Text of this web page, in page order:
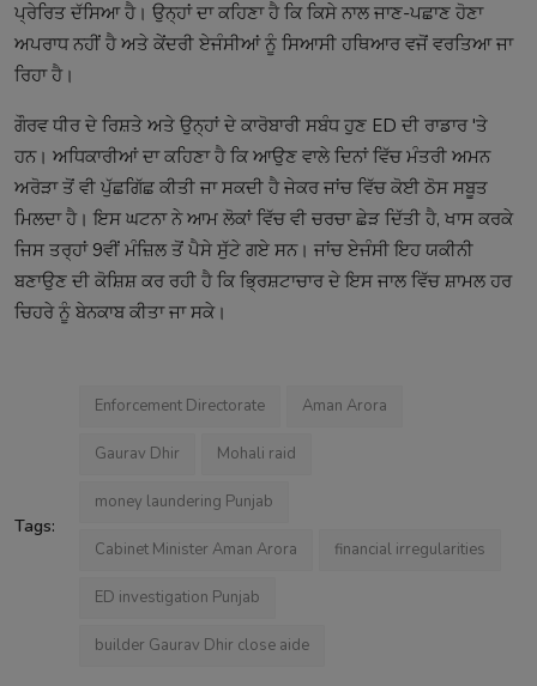
ਪ੍ਰੇਰਿਤ ਦੱਸਿਆ ਹੈ। ਉਨ੍ਹਾਂ ਦਾ ਕਹਿਣਾ ਹੈ ਕਿ ਕਿਸੇ ਨਾਲ ਜਾਣ-ਪਛਾਣ ਹੋਣਾ
ਅਪਰਾਧ ਨਹੀਂ ਹੈ ਅਤੇ ਕੇਂਦਰੀ ਏਜੰਸੀਆਂ ਨੂੰ ਸਿਆਸੀ ਹਥਿਆਰ ਵਜੋਂ ਵਰਤਿਆ ਜਾ
ਰਿਹਾ ਹੈ।
ਗੌਰਵ ਧੀਰ ਦੇ ਰਿਸ਼ਤੇ ਅਤੇ ਉਨ੍ਹਾਂ ਦੇ ਕਾਰੋਬਾਰੀ ਸਬੰਧ ਹੁਣ ED ਦੀ ਰਾਡਾਰ 'ਤੇ
ਹਨ। ਅਧਿਕਾਰੀਆਂ ਦਾ ਕਹਿਣਾ ਹੈ ਕਿ ਆਉਣ ਵਾਲੇ ਦਿਨਾਂ ਵਿੱਚ ਮੰਤਰੀ ਅਮਨ
ਅਰੋੜਾ ਤੋਂ ਵੀ ਪੁੱਛਗਿੱਛ ਕੀਤੀ ਜਾ ਸਕਦੀ ਹੈ ਜੇਕਰ ਜਾਂਚ ਵਿੱਚ ਕੋਈ ਠੋਸ ਸਬੂਤ
ਮਿਲਦਾ ਹੈ। ਇਸ ਘਟਨਾ ਨੇ ਆਮ ਲੋਕਾਂ ਵਿੱਚ ਵੀ ਚਰਚਾ ਛੇੜ ਦਿੱਤੀ ਹੈ, ਖਾਸ ਕਰਕੇ
ਜਿਸ ਤਰ੍ਹਾਂ 9ਵੀਂ ਮੰਜ਼ਿਲ ਤੋਂ ਪੈਸੇ ਸੁੱਟੇ ਗਏ ਸਨ। ਜਾਂਚ ਏਜੰਸੀ ਇਹ ਯਕੀਨੀ
ਬਣਾਉਣ ਦੀ ਕੋਸ਼ਿਸ਼ ਕਰ ਰਹੀ ਹੈ ਕਿ ਭ੍ਰਿਸ਼ਟਾਚਾਰ ਦੇ ਇਸ ਜਾਲ ਵਿੱਚ ਸ਼ਾਮਲ ਹਰ
ਚਿਹਰੇ ਨੂੰ ਬੇਨਕਾਬ ਕੀਤਾ ਜਾ ਸਕੇ।
Tags:
Enforcement Directorate Aman Arora
Gaurav Dhir Mohali raid
money laundering Punjab
Cabinet Minister Aman Arora financial irregularities
ED investigation Punjab
builder Gaurav Dhir close aide